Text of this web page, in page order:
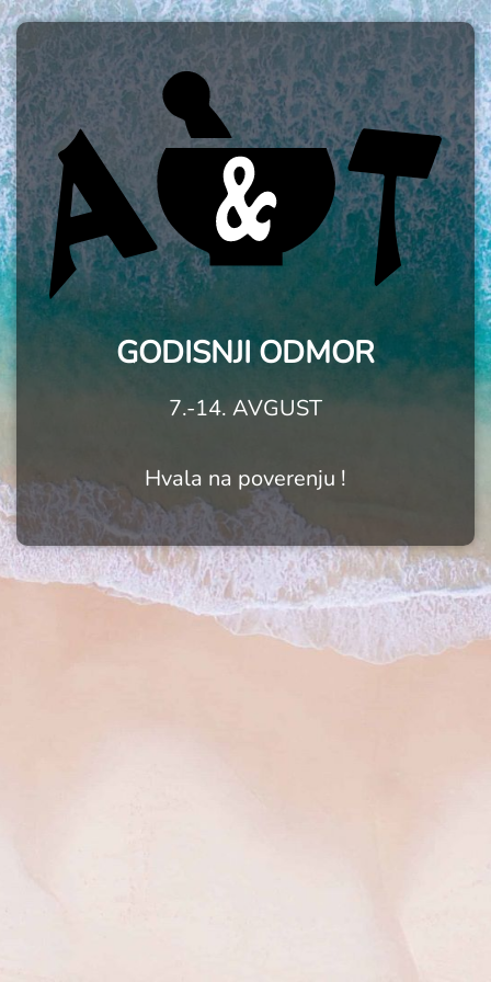
GODISNJI ODMOR
7.-14. AVGUST
Hvala na poverenju !